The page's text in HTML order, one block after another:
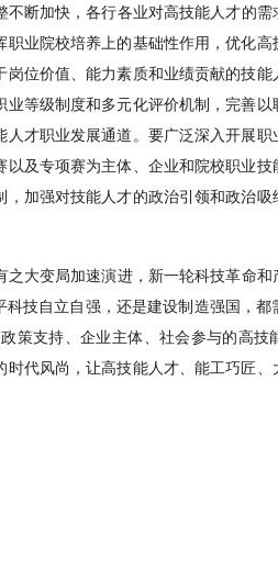
断加快，各行各业对高技能人才的需
业院校培养上的基础性作用，优化高
位价值、能力素质和业绩贡献的技
等级制度和多元化评价机制，完善
才职业发展通道。要广泛深入开展职
及专项赛为主体、企业和院校职业
加强对技能人才的政治引领和政治
变局加速演进，新一轮科技革命和
技自立自强，还是建设制造强国，都
策支持、企业主体、社会参与的高技
代风尚，让高技能人才、能工巧匠